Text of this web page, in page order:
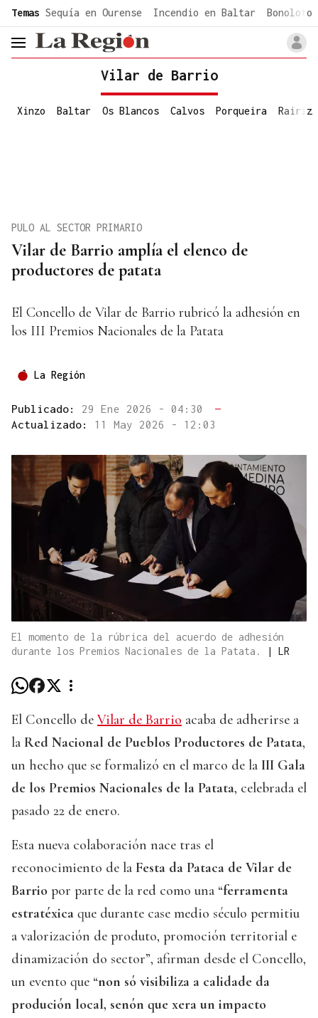
common.go-to-content
Temas Sequía en Ourense Incendio en Baltar Bonoloto
header.menu.open
Vilar de Barrio
Xinzo Baltar Os Blancos Calvos Porqueira Rairiz
Vilar de Barrio amplía el elenco de
productores de patata
PULO AL SECTOR PRIMARIO
El Concello de Vilar de Barrio rubricó la adhesión en
los III Premios Nacionales de la Patata
La Región
Publicado: 29 Ene 2026 - 04:30
—
Actualizado: 11 May 2026 - 12:03
El momento de la rúbrica del acuerdo de adhesión
durante los Premios Nacionales de la Patata.
| LR
El Concello de Vilar de Barrio acaba de adherirse a
la Red Nacional de Pueblos Productores de Patata,
un hecho que se formalizó en el marco de la III Gala
de los Premios Nacionales de la Patata, celebrada el
pasado 22 de enero.
Esta nueva colaboración nace tras el
reconocimiento de la Festa da Pataca de Vilar de
Barrio por parte de la red como una “ferramenta
estratéxica que durante case medio século permitiu
a valorización de produto, promoción territorial e
dinamización do sector”, afirman desde el Concello,
un evento que “non só visibiliza a calidade da
produción local, senón que xera un impacto